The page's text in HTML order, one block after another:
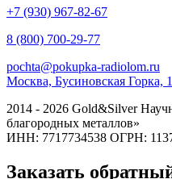
+7 (930) 967-82-67
8 (800) 700-29-77
pochta@pokupka-radiolom.ru
Москва, Бусиновская Горка,
2014 - 2026 Gold&Silver
благородных металлов»
ИНН: 7717734538 ОГРН:
Заказать